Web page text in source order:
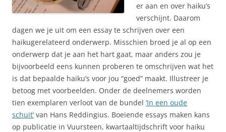
er aan en over haiku’s
verschijnt. Daarom
dagen we je uit om een essay te schrijven over een
haikugerelateerd onderwerp. Misschien broed je al op een
onderwerp dat je aan het hart gaat, maar anders zou je
bijvoorbeeld eens kunnen proberen te omschrijven wat het
is dat bepaalde haiku’s voor jou “goed” maakt. Illustreer je
betoog met voorbeelden. Onder de deelnemers worden
tien exemplaren verloot van de bundel ‘In een oude
schuit’ van Hans Reddingius. Boeiende essays maken kans
op publicatie in Vuursteen, kwartaaltijdschrift voor haiku